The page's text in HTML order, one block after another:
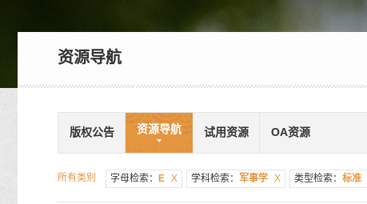
资源导航
版权公告 资源导航 试用资源 OA资源
所有类别 字母检索： E X 学科检索： 军事学 X 类型检索： 标准